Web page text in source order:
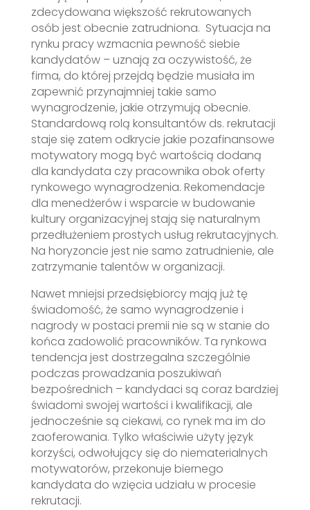
zdecydowana większość rekrutowanych
osób jest obecnie zatrudniona. Sytuacja na
rynku pracy wzmacnia pewność siebie
kandydatów – uznają za oczywistość, że
firma, do której przejdą będzie musiała im
zapewnić przynajmniej takie samo
wynagrodzenie, jakie otrzymują obecnie.
Standardową rolą konsultantów ds. rekrutacji
staje się zatem odkrycie jakie pozafinansowe
motywatory mogą być wartością dodaną
dla kandydata czy pracownika obok oferty
rynkowego wynagrodzenia. Rekomendacje
dla menedżerów i wsparcie w budowanie
kultury organizacyjnej stają się naturalnym
przedłużeniem prostych usług rekrutacyjnych.
Na horyzoncie jest nie samo zatrudnienie, ale
zatrzymanie talentów w organizacji.
Nawet mniejsi przedsiębiorcy mają już tę
świadomość, że samo wynagrodzenie i
nagrody w postaci premii nie są w stanie do
końca zadowolić pracowników. Ta rynkowa
tendencja jest dostrzegalna szczególnie
podczas prowadzania poszukiwań
bezpośrednich – kandydaci są coraz bardziej
świadomi swojej wartości i kwalifikacji, ale
jednocześnie są ciekawi, co rynek ma im do
zaoferowania. Tylko właściwie użyty język
korzyści, odwołujący się do niematerialnych
motywatorów, przekonuje biernego
kandydata do wzięcia udziału w procesie
rekrutacji.